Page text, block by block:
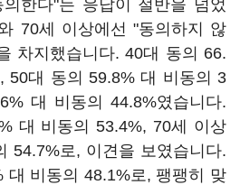
한다"는 응답이 절반을 넘었
70세 이상에선 "동의하지 않
차지했습니다. 40대 동의 66.
50대 동의 59.8% 대 비동의 3
대 비동의 44.8%였습니다.
대 비동의 53.4%, 70세 이상
54.7%로, 이견을 보였습니다.
대 비동의 48.1%로, 팽팽히 맞